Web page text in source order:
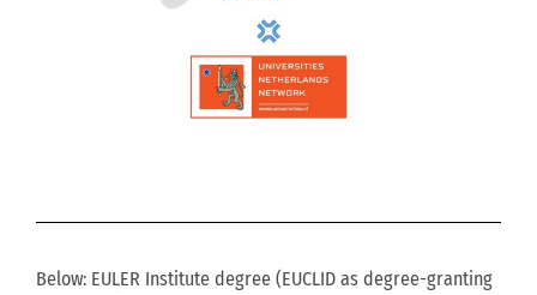
Below: EULER Institute degree (EUCLID as degree-granting